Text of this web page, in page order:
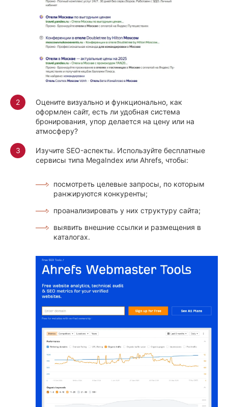
Оцените визуально и функционально, как
оформлен сайт, есть ли удобная система
бронирования, упор делается на цену или на
атмосферу?
Изучите SEO-аспекты. Используйте бесплатные
сервисы типа MegaIndex или Ahrefs, чтобы:
посмотреть целевые запросы, по которым
ранжируются конкуренты;
проанализировать у них структуру сайта;
выявить внешние ссылки и размещения в
каталогах.